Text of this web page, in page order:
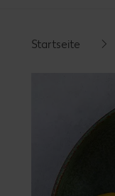
Schwebender
Startseite